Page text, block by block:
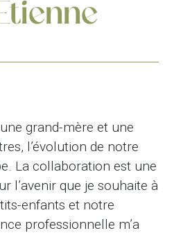
grand-mère et une
l’évolution de notre
La collaboration est une
l’avenir que je souhaite à
enfants et notre
professionnelle m’a